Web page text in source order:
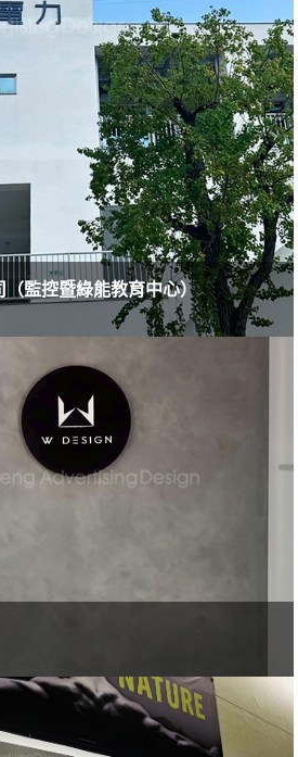
（監控暨綠能教育中心）